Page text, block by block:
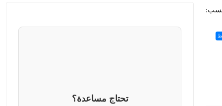
تحتاج مساعدة؟